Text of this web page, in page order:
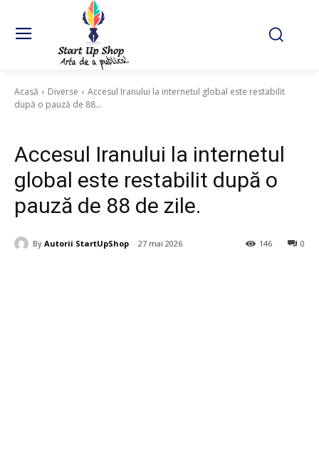
Acasă Diverse
Accesul Iranului la internetul global este restabilit
după o pauză de 88...
Accesul Iranului la internetul
global este restabilit după o
pauză de 88 de zile.
By Autorii StartUpShop 27 mai 2026 0
146